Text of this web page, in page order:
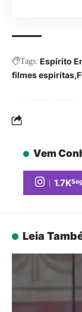
Tags: Espírito
filmes espiritas
Vem
1.7K
Leia